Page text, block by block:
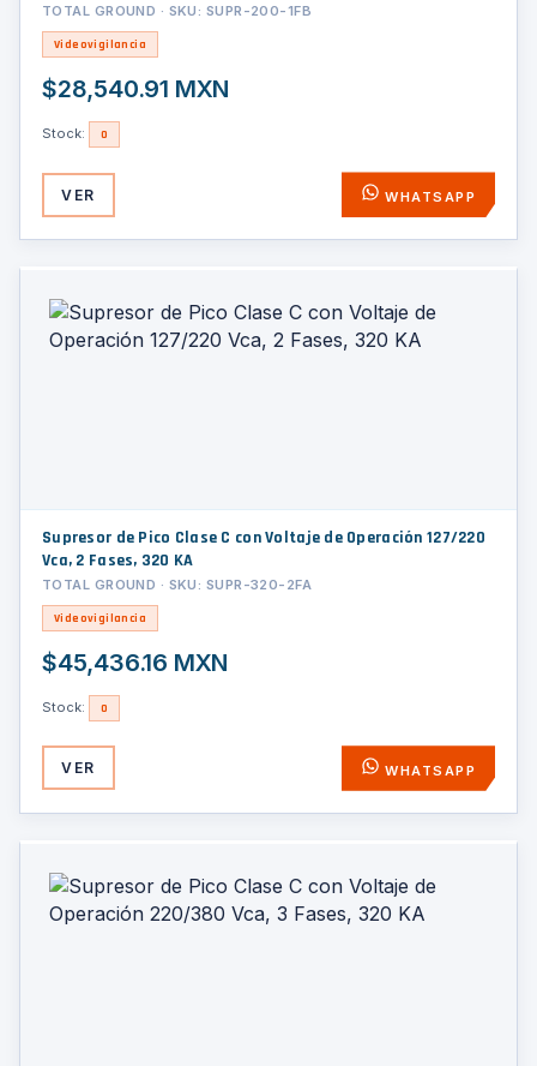
TOTAL GROUND · SKU: SUPR-200-1FB
Videovigilancia
$28,540.91 MXN
Stock: 0
VER WHATSAPP
Supresor de Pico Clase C con Voltaje de Operación 127/220
Vca, 2 Fases, 320 KA
TOTAL GROUND · SKU: SUPR-320-2FA
Videovigilancia
$45,436.16 MXN
Stock: 0
VER WHATSAPP